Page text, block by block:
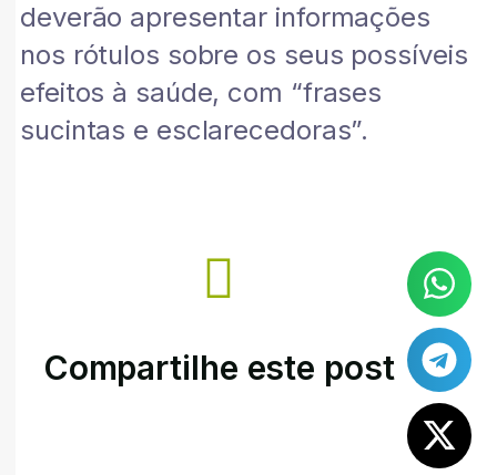
deverão apresentar informações
nos rótulos sobre os seus possíveis
efeitos à saúde, com “frases
sucintas e esclarecedoras”.
Compartilhe este post